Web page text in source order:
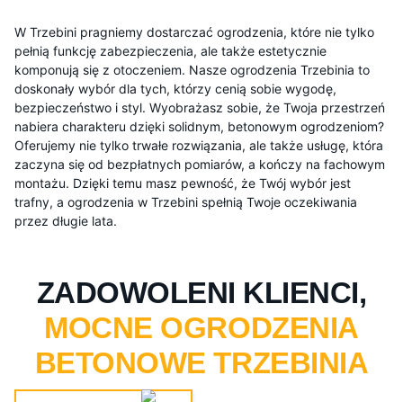
W Trzebini pragniemy dostarczać ogrodzenia, które nie tylko
pełnią funkcję zabezpieczenia, ale także estetycznie
komponują się z otoczeniem. Nasze ogrodzenia Trzebinia to
doskonały wybór dla tych, którzy cenią sobie wygodę,
bezpieczeństwo i styl. Wyobrażasz sobie, że Twoja przestrzeń
nabiera charakteru dzięki solidnym, betonowym ogrodzeniom?
Oferujemy nie tylko trwałe rozwiązania, ale także usługę, która
zaczyna się od bezpłatnych pomiarów, a kończy na fachowym
montażu. Dzięki temu masz pewność, że Twój wybór jest
trafny, a ogrodzenia w Trzebini spełnią Twoje oczekiwania
przez długie lata.
ZADOWOLENI KLIENCI,
MOCNE OGRODZENIA
BETONOWE TRZEBINIA